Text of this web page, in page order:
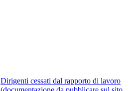
Dirigenti cessati dal rapporto di lavoro